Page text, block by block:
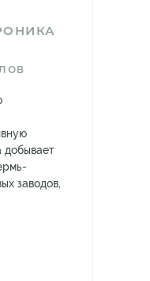
добывает
заводов,